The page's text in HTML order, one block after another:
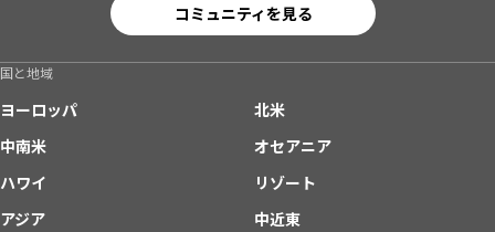
コミュニティを見る
国と地域
ヨーロッパ
北米
中南米
オセアニア
ハワイ
リゾート
アジア
中近東